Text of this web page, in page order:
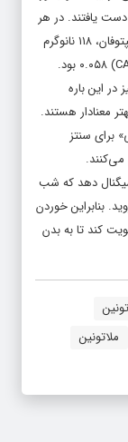
یافتند. در هر
وعده، گردو به طور متوسط حاوی ۸۴.۶ میلی‌گرم تریپتوفان، ۱۱۸ نانوگرم
در این باره
معنادار هستند.
برای سنتز
دهد که شب
بنابراین خوردن
کند تا به بدن
ملاتونین